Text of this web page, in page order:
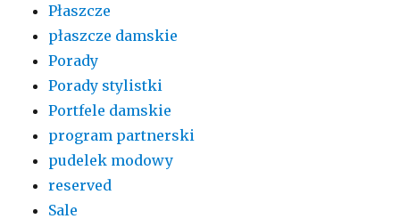
Płaszcze
płaszcze damskie
Porady
Porady stylistki
Portfele damskie
program partnerski
pudelek modowy
reserved
Sale